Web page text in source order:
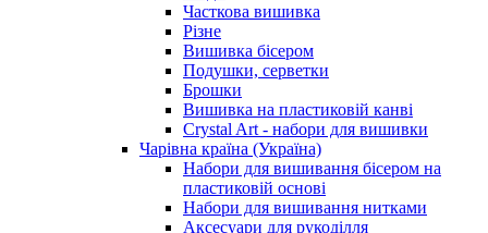
Часткова вишивка
Різне
Вишивка бісером
Подушки, серветки
Брошки
Вишивка на пластиковій канві
Crystal Art - набори для вишивки
Чарівна країна (Україна)
Набори для вишивання бісером на
пластиковій основі
Набори для вишивання нитками
Аксесуари для рукоділля